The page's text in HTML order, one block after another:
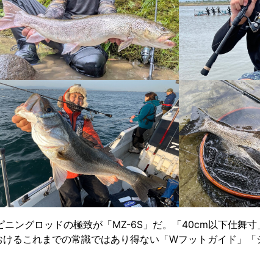
ニングロッドの極致が「MZ-6S」だ。「40cm以下仕舞寸
るこれまでの常識ではあり得ない「Wフットガイド」